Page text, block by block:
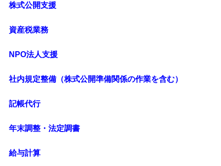
株式公開支援
資産税業務
NPO法人支援
社内規定整備（株式公開準備関係の作業を含む）
記帳代行
年末調整・法定調書
給与計算